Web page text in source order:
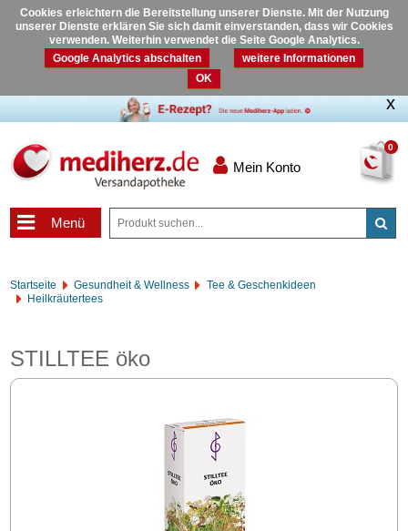
Cookies erleichtern die Bereitstellung unserer Dienste. Mit der Nutzung
unserer Dienste erklären Sie sich damit einverstanden, dass wir Cookies
verwenden. Weiterhin verwendet die Seite Google Analytics.
Google Analytics abschalten
weitere Informationen
OK
0
Mein Konto
Menü
Startseite Gesundheit & Wellness
Tee & Geschenkideen
Heilkräutertees
STILLTEE öko